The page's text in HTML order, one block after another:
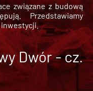
związane z budową
Przedstawiamy
inwestycji.
Dwór - cz.